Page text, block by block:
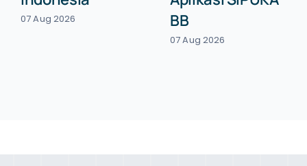
07 Aug 2026
BB
07 Aug 2026